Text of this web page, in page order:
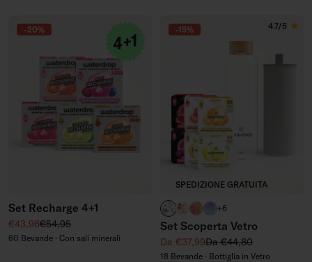
-20%
Set Recharge 4+1
Prezzo di vendita
€43,96Prezzo regolare
€54,95
60 Bevande · Con sali minerali
-15%
SPEDIZIONE GRATUITA
4.7/5
BOOST
FLAIRPARADISE IN VETRO
WILDBERRY IN
+6
Set Scoperta Vetro
Prezzo di vendita
Da €37,99Prezzo regolare
Da €44,80
18 Bevande · Bottiglia in Vetro